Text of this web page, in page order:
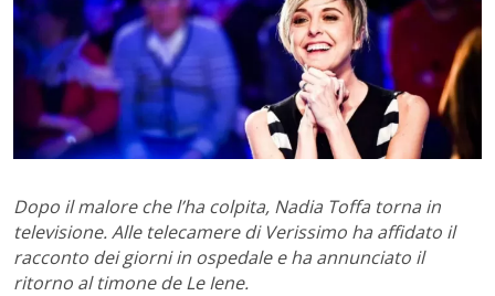
Dopo il malore che l’ha colpita, Nadia Toffa torna in
televisione. Alle telecamere di Verissimo ha affidato il
racconto dei giorni in ospedale e ha annunciato il
ritorno al timone de Le Iene.